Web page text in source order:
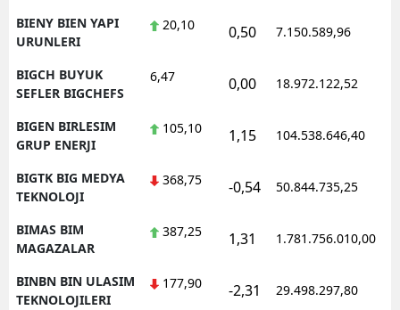
BIENY BIEN YAPI
URUNLERI
20,10 0,50 7.150.589,96
BIGCH BUYUK
SEFLER BIGCHEFS
6,47 0,00 18.972.122,52
BIGEN BIRLESIM
GRUP ENERJI
105,10 1,15 104.538.646,40
BIGTK BIG MEDYA
TEKNOLOJI
368,75 -0,54 50.844.735,25
BIMAS BIM
MAGAZALAR
387,25 1,31 1.781.756.010,00
BINBN BIN ULASIM
TEKNOLOJILERI
177,90 -2,31 29.498.297,80